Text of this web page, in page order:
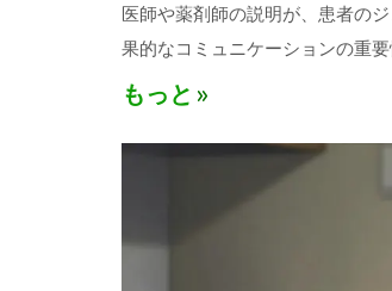
医師や薬剤師の説明が、患者の
果的なコミュニケーションの重要
もっと